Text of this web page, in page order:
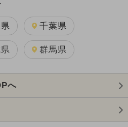
千葉県
群馬県
へ